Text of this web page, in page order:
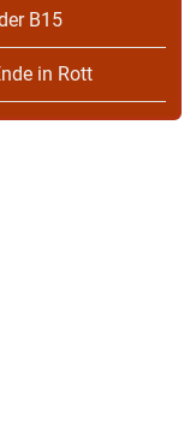
B15
in Rott